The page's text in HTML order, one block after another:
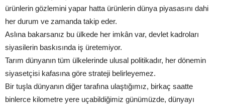
ürünlerin gözlemini yapar hatta ürünlerin dünya piyasasını dahi
her durum ve zamanda takip eder.
Aslına bakarsanız bu ülkede her imkân var, devlet kadroları
siyasilerin baskısında iş üretemiyor.
Tarım dünyanın tüm ülkelerinde ulusal politikadır, her dönemin
siyasetçisi kafasına göre strateji belirleyemez.
Bir tuşla dünyanın diğer tarafına ulaştığımız, birkaç saatte
binlerce kilometre yere uçabildiğimiz günümüzde, dünyayı